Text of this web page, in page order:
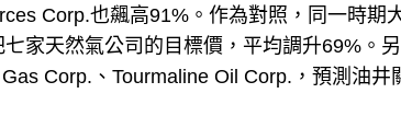
Corp.也飆高91%。作為對照，同一時期
家天然氣公司的目標價，平均調升69%。
Corp.、Tourmaline Oil Corp.，預測油